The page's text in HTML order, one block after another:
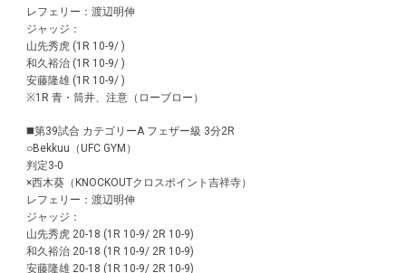
レフェリー：渡辺明伸
ジャッジ：
山先秀虎 (1R 10-9/ )
和久裕治 (1R 10-9/ )
安藤隆雄 (1R 10-9/ )
※1R 青・筒井、注意（ローブロー）
◼️第39試合 カテゴリーA フェザー級 3分2R
○Bekkuu（UFC GYM）
判定3-0
×西木葵（KNOCKOUTクロスポイント吉祥寺）
レフェリー：渡辺明伸
ジャッジ：
山先秀虎 20-18 (1R 10-9/ 2R 10-9)
和久裕治 20-18 (1R 10-9/ 2R 10-9)
安藤隆雄 20-18 (1R 10-9/ 2R 10-9)